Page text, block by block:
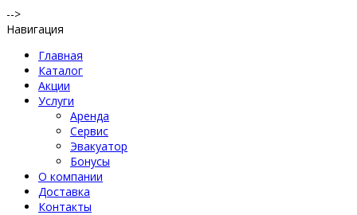
-->
Навигация
Главная
Каталог
Акции
Услуги
Аренда
Сервис
Эвакуатор
Бонусы
О компании
Доставка
Контакты